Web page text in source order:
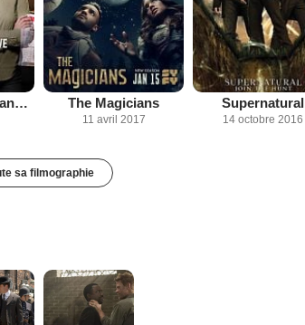
Enquêtes gourmandes : festin mortel The Magicians
11 avril 2017
Supernatural
14 octobre 2016
sa filmographie